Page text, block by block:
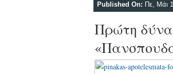
Published On: Πε, Μάι
Πρώτη